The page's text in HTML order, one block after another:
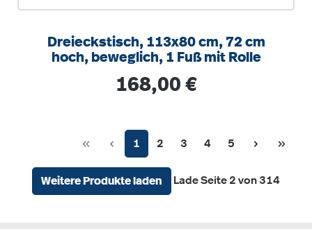
Dreieckstisch, 113x80 cm, 72 cm
hoch, beweglich, 1 Fuß mit Rolle
Regulärer Preis:
168,00 €
Seite
1 Seite
2 Seite
3 Seite
4 Seite
5
Weitere Produkte laden Lade Seite 2 von 314